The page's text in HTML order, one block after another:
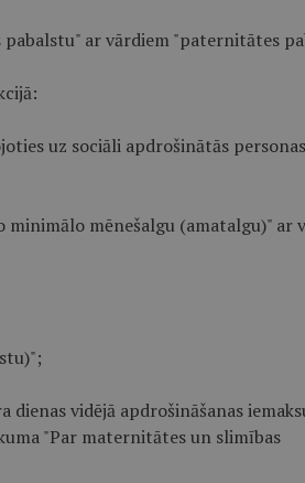
ar vārdiem "paternitātes
uz sociāli apdrošinātās
mēnešalgu (amatalgu)" ar
vidējā apdrošināšanas
"Par maternitātes un slimības